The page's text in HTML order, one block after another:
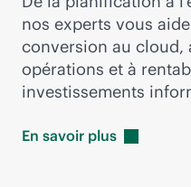
nos experts vous
conversion au cloud,
opérations et à
investissements
En savoir plus